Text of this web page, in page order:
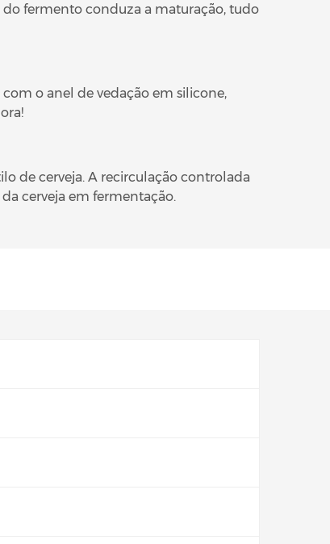
do fermento conduza a maturação, tudo
o anel de vedação em silicone,
de cerveja. A recirculação controlada
cerveja em fermentação.